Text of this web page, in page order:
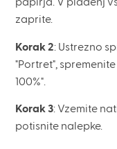
papirja. V pladenj
zaprite.
Korak 2: Ustrezno
"Portret",
100%".
Korak 3: Vzemite
potisnite nalepke.